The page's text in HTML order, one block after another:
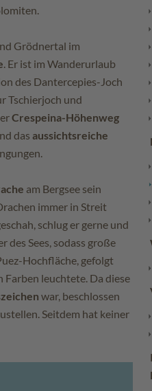
Grödnertal im
. Er ist im Wanderurlaub
des Dantercepies-Joch
Tschierjoch und
Crespeina-Höhenweg
das aussichtsreiche
am Bergsee sein
immer in Streit
schlug er gerne und
des Sees, sodass große
Hochfläche, gefolgt
Farben leuchtete. Da diese
war, beschlossen
Seitdem hat keiner